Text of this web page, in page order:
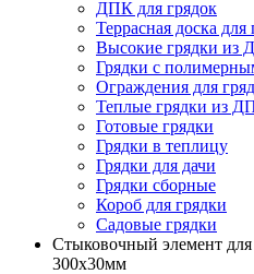
ДПК для грядок
Террасная доска для
Высокие грядки из
Грядки с
Ограждения для
Теплые грядки из
Готовые грядки
Грядки в теплицу
Грядки для дачи
Грядки сборные
Короб для грядки
Садовые грядки
Стыковочный элемент
300х30мм